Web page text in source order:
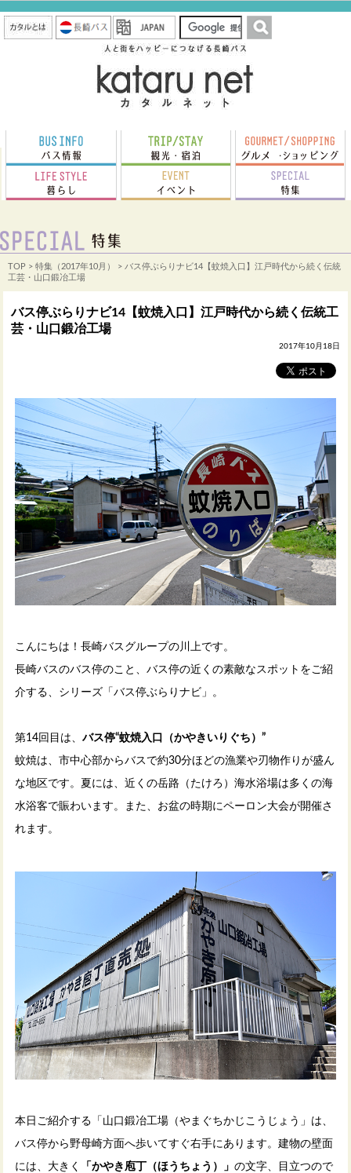
TOP > 特集（2017年10月）
> バス停ぶらりナビ14【蚊焼入口】江戸時代から続く伝統
工芸・山口鍛冶工場
バス停ぶらりナビ14【蚊焼入口】江戸時代から続く伝統工
芸・山口鍛冶工場
2017年10月18日
こんにちは！長崎バスグループの川上です。
長崎バスのバス停のこと、バス停の近くの素敵なスポットをご紹
介する、シリーズ「バス停ぶらりナビ」。
第14回目は、バス停“蚊焼入口（かやきいりぐち）”
蚊焼は、市中心部からバスで約30分ほどの漁業や刃物作りが盛ん
な地区です。夏には、近くの岳路（たけろ）海水浴場は多くの海
水浴客で賑わいます。また、お盆の時期にペーロン大会が開催さ
れます。
本日ご紹介する「山口鍛冶工場（やまぐちかじこうじょう」は、
バス停から野母崎方面へ歩いてすぐ右手にあります。建物の壁面
には、大きく 「かやき庖丁（ほうちょう）」の文字、目立つので